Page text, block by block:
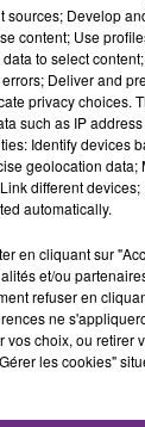
sources; Develop
content; Use
to select
Deliver and
privacy choices.
such as IP
Identify devices
geolocation data;
different
automatically.
en cliquant sur
et/ou
refuser en
ne
vos choix, ou retirer
les cookies"